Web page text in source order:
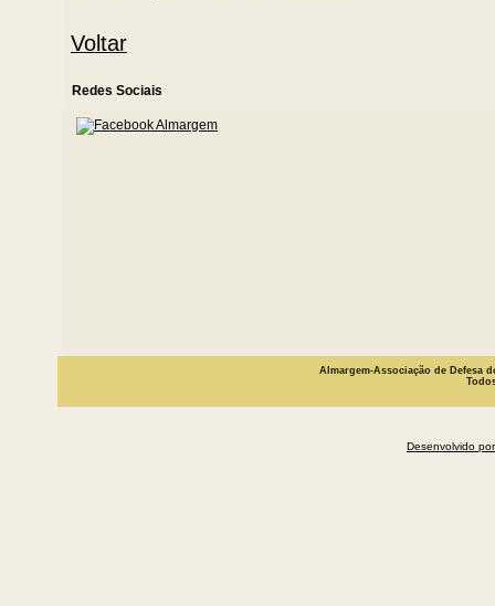
Voltar
Redes Sociais
Almargem-Associação de Defesa
Desenvolvido